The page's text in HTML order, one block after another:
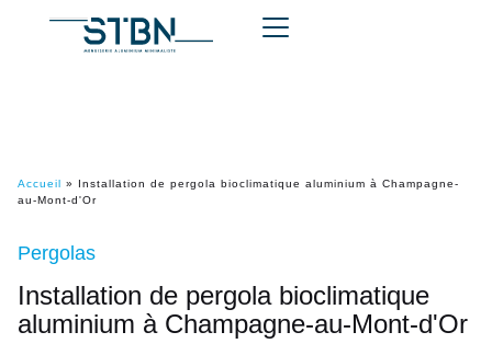
Accueil » Installation de pergola bioclimatique aluminium à Champagne-
au-Mont-d'Or
Pergolas
Installation de pergola bioclimatique
aluminium à Champagne-au-Mont-d'Or